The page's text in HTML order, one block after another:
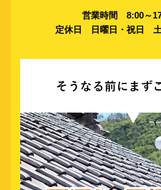
営業時間 8:00～
定休日 日曜日・祝日 土